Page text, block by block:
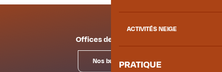
ACTIVITÉS NEIGE
PRATIQUE
Offices de tourisme
Nos bureaux